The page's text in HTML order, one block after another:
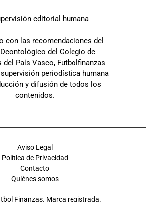
editorial humana
con las recomendaciones del
del Colegio de
del País Vasco, Futbolfinanzas
periodística humana
y difusión de todos los
contenidos.
Aviso Legal
Política de Privacidad
Contacto
Quiénes somos
Finanzas. Marca registrada.